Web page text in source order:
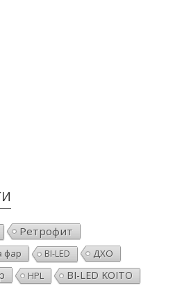
Ретрофит
фар BI-LED ДХО
HPL BI-LED KOITO